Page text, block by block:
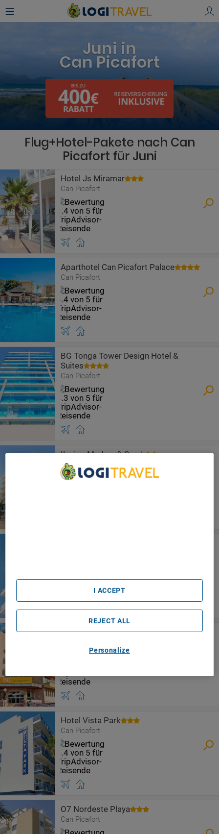
Juni in
Can Picafort
Flug+Hotel-Pakete nach Can
Picafort für Juni
Hotel Js Miramar
Can Picafort
Aparthotel Can Picafort Palace
Can Picafort
BG Tonga Tower Design Hotel &
Suites
Can Picafort
Ilusion Markus & Spa
Can Picafort
Bq Can Picafort Hotel
Hotel Vista Park
Can Picafort
O7 Nordeste Playa
Can Picafort
Personalize
REJECT ALL
I ACCEPT